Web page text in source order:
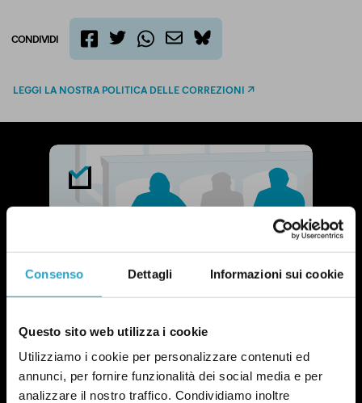
Consenso Dettagli Informazioni sui cookie
Questo sito web utilizza i cookie
Utilizziamo i cookie per personalizzare contenuti ed
annunci, per fornire funzionalità dei social media e per
analizzare il nostro traffico. Condividiamo inoltre
CONDIVIDI
bluesky
LEGGI LA NOSTRA POLITICA DELLE CORREZIONI